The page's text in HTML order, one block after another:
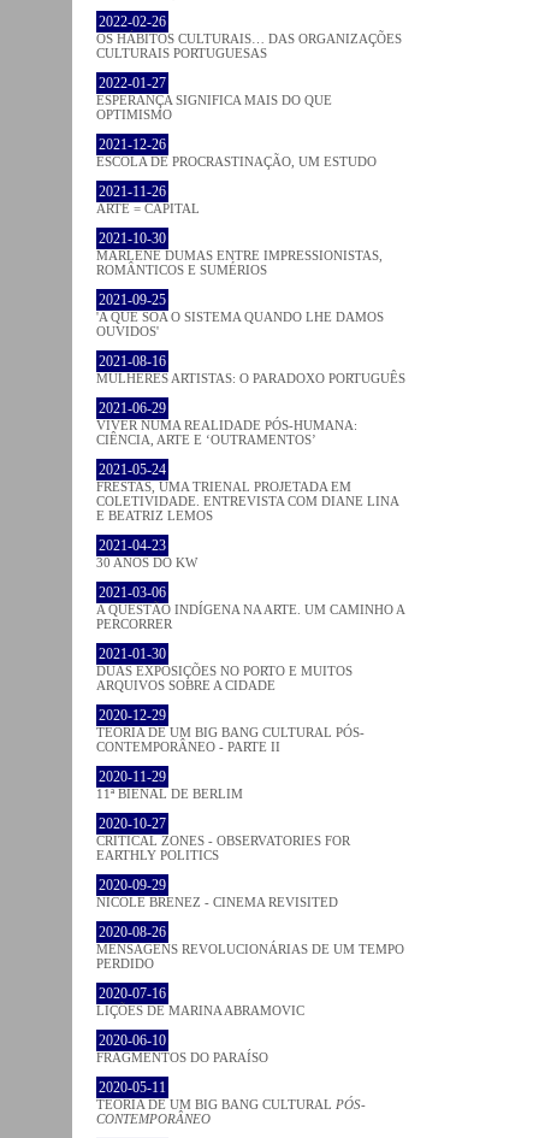
2022-02-26
OS HÁBITOS CULTURAIS… DAS ORGANIZAÇÕES
CULTURAIS PORTUGUESAS
2022-01-27
ESPERANÇA SIGNIFICA MAIS DO QUE
OPTIMISMO
2021-12-26
ESCOLA DE PROCRASTINAÇÃO, UM ESTUDO
2021-11-26
ARTE = CAPITAL
2021-10-30
MARLENE DUMAS ENTRE IMPRESSIONISTAS,
ROMÂNTICOS E SUMÉRIOS
2021-09-25
'A QUE SOA O SISTEMA QUANDO LHE DAMOS
OUVIDOS'
2021-08-16
MULHERES ARTISTAS: O PARADOXO PORTUGUÊS
2021-06-29
VIVER NUMA REALIDADE PÓS-HUMANA:
CIÊNCIA, ARTE E ‘OUTRAMENTOS’
2021-05-24
FRESTAS, UMA TRIENAL PROJETADA EM
COLETIVIDADE. ENTREVISTA COM DIANE LINA
E BEATRIZ LEMOS
2021-04-23
30 ANOS DO KW
2021-03-06
A QUESTÃO INDÍGENA NA ARTE. UM CAMINHO A
PERCORRER
2021-01-30
DUAS EXPOSIÇÕES NO PORTO E MUITOS
ARQUIVOS SOBRE A CIDADE
2020-12-29
TEORIA DE UM BIG BANG CULTURAL PÓS-
CONTEMPORÂNEO - PARTE II
2020-11-29
11ª BIENAL DE BERLIM
2020-10-27
CRITICAL ZONES - OBSERVATORIES FOR
EARTHLY POLITICS
2020-09-29
NICOLE BRENEZ - CINEMA REVISITED
2020-08-26
MENSAGENS REVOLUCIONÁRIAS DE UM TEMPO
PERDIDO
2020-07-16
LIÇÕES DE MARINA ABRAMOVIC
2020-06-10
FRAGMENTOS DO PARAÍSO
2020-05-11
TEORIA DE UM BIG BANG CULTURAL PÓS-
CONTEMPORÂNEO